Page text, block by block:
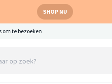
SHOP NU
om te bezoeken